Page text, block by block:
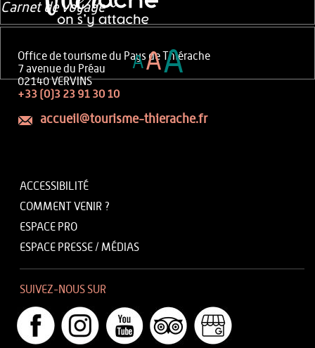
Office de tourisme du Pays de Thiérache
7 avenue du Préau
02140 VERVINS
+33 (0)3 23 91 30 10
accueil@tourisme-thierache.fr
ACCESSIBILITÉ
COMMENT VENIR ?
ESPACE PRO
ESPACE PRESSE / MÉDIAS
SUIVEZ-NOUS SUR
Carnet de voyage
AAA